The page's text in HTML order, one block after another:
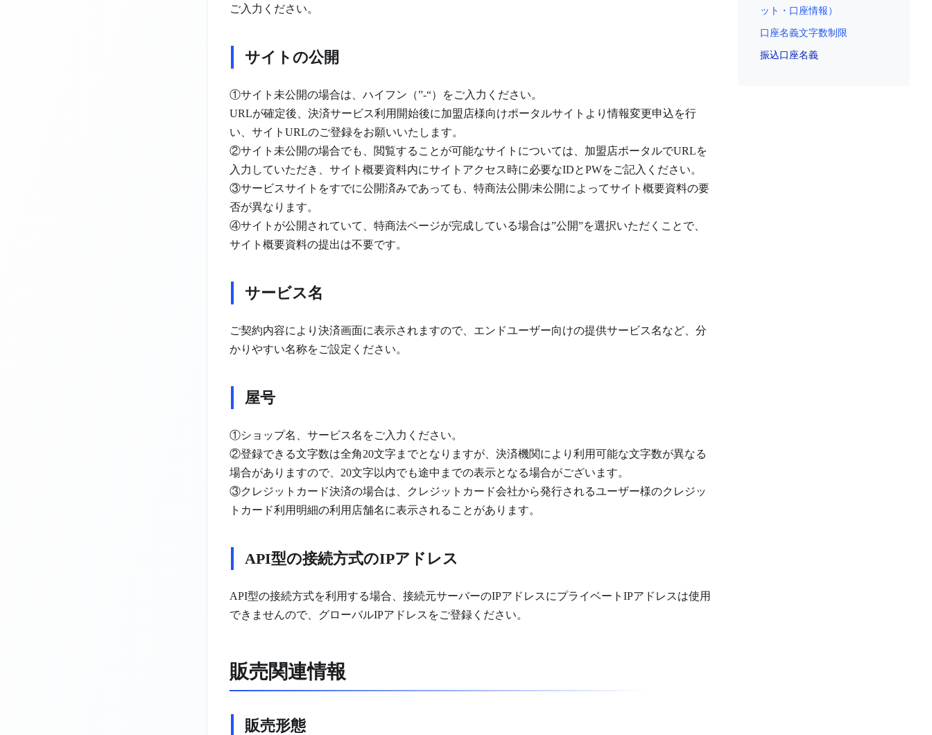
ット・口座情報）
口座名義文字数制限
振込口座名義
ご入力ください。
サイトの公開
①サイト未公開の場合は、ハイフン（”-“）をご入力ください。
URLが確定後、決済サービス利用開始後に加盟店様向けポータルサイトより情報変更申込を行
い、サイトURLのご登録をお願いいたします。
②サイト未公開の場合でも、閲覧することが可能なサイトについては、加盟店ポータルでURLを
入力していただき、サイト概要資料内にサイトアクセス時に必要なIDとPWをご記入ください。
③サービスサイトをすでに公開済みであっても、特商法公開/未公開によってサイト概要資料の要
否が異なります。
④サイトが公開されていて、特商法ページが完成している場合は”公開”を選択いただくことで、
サイト概要資料の提出は不要です。
サービス名
ご契約内容により決済画面に表示されますので、エンドユーザー向けの提供サービス名など、分
かりやすい名称をご設定ください。
屋号
①ショップ名、サービス名をご入力ください。
②登録できる文字数は全角20文字までとなりますが、決済機関により利用可能な文字数が異なる
場合がありますので、20文字以内でも途中までの表示となる場合がございます。
③クレジットカード決済の場合は、クレジットカード会社から発行されるユーザー様のクレジッ
トカード利用明細の利用店舗名に表示されることがあります。
API型の接続方式のIPアドレス
API型の接続方式を利用する場合、接続元サーバーのIPアドレスにプライベートIPアドレスは使用
できませんので、グローバルIPアドレスをご登録ください。
販売関連情報
販売形態